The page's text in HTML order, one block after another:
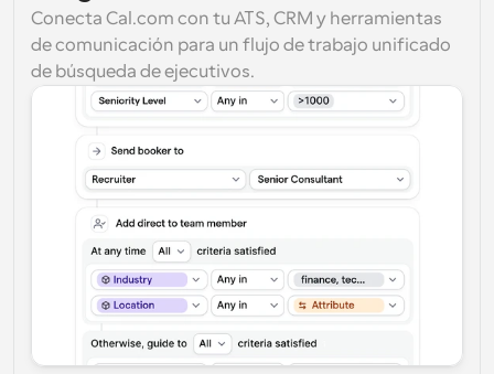
Conecta Cal.com con tu ATS, CRM y herramientas
de comunicación para un flujo de trabajo unificado
de búsqueda de ejecutivos.